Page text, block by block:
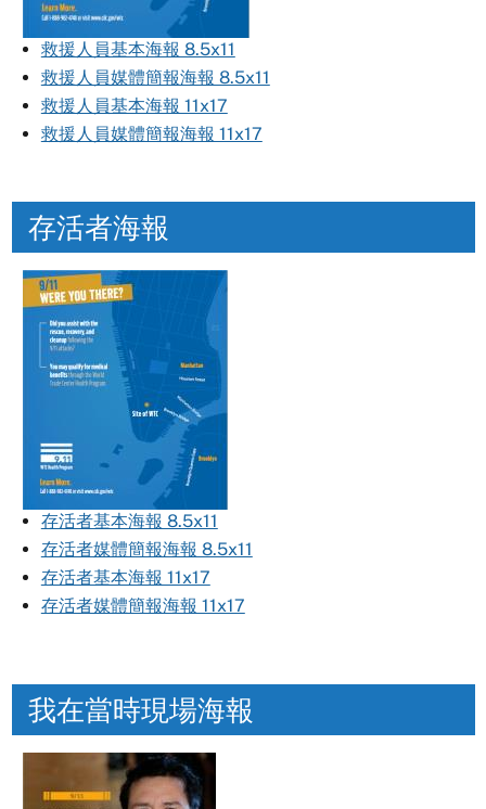
救援人員基本海報 8.5x11
救援人員媒體簡報海報 8.5x11
救援人員基本海報 11x17
救援人員媒體簡報海報 11x17
存活者海報
存活者基本海報 8.5x11
存活者媒體簡報海報 8.5x11
存活者基本海報 11x17
存活者媒體簡報海報 11x17
我在當時現場海報